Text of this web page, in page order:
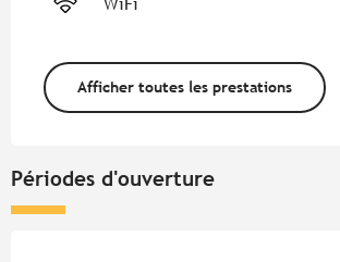
Afficher toutes les prestations
Périodes d'ouverture